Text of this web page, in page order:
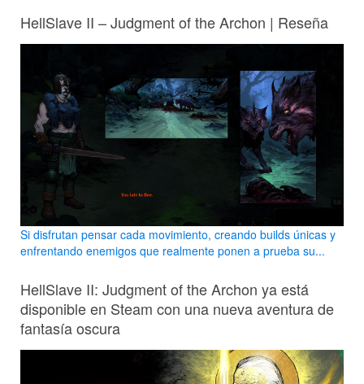
HellSlave II – Judgment of the Archon | Reseña
Si disfrutan pensar cada movimiento, creando builds únicas y
enfrentando enemigos que realmente ponen a prueba su...
HellSlave II: Judgment of the Archon ya está
disponible en Steam con una nueva aventura de
fantasía oscura